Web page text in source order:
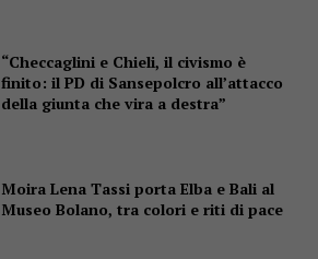
“Checcaglini e Chieli, il civismo è
finito: il PD di Sansepolcro all’attacco
della giunta che vira a destra”
Moira Lena Tassi porta Elba e Bali al
Museo Bolano, tra colori e riti di pace